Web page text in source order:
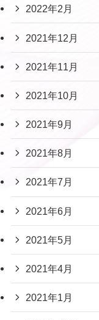
2022年2月
2021年12月
2021年11月
2021年10月
2021年9月
2021年8月
2021年7月
2021年6月
2021年5月
2021年4月
2021年1月